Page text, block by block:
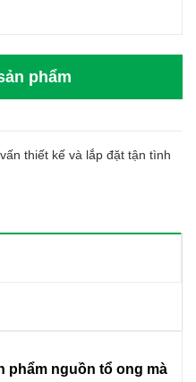
phẩm
thiết kế và lắp đặt tận tình
phẩm nguồn tổ ong mà